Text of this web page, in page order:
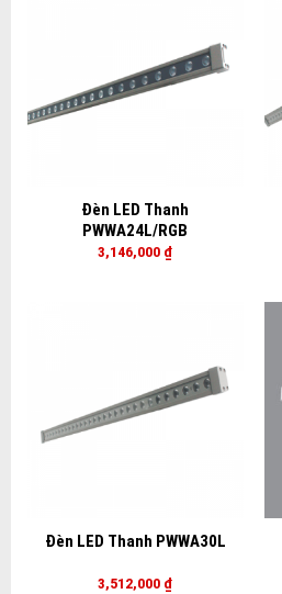
Đèn LED Thanh
PWWA24L/RGB
3,146,000 ₫
Đèn LED Thanh PWWA30L
3,512,000 ₫